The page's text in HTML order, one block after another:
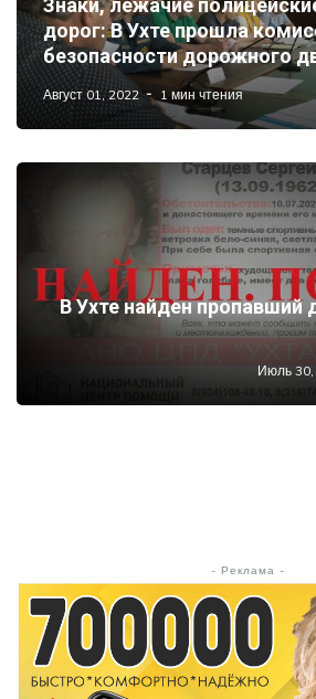
Знаки, лежачие
дорог: В Ухте прошла
безопасности дорожного
Август 01, 2022 1 мин чтения
В Ухте найден пропавший
Июль 30,
- Реклама -